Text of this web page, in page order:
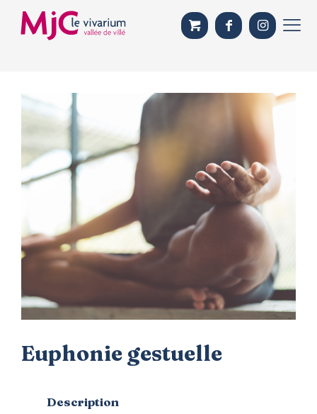
Euphonie gestuelle
Description